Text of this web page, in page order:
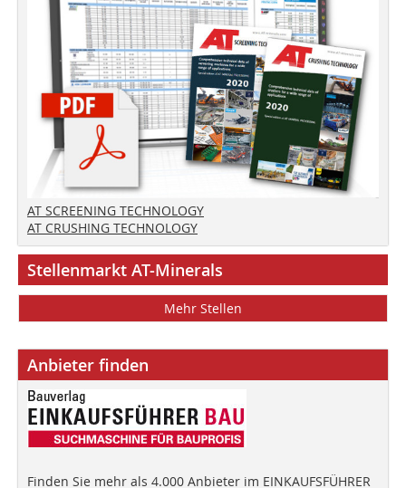
AT SCREENING TECHNOLOGY
AT CRUSHING TECHNOLOGY
Stellenmarkt AT-Minerals
Mehr Stellen
Anbieter finden
Finden Sie mehr als 4.000 Anbieter im EINKAUFSFÜHRER